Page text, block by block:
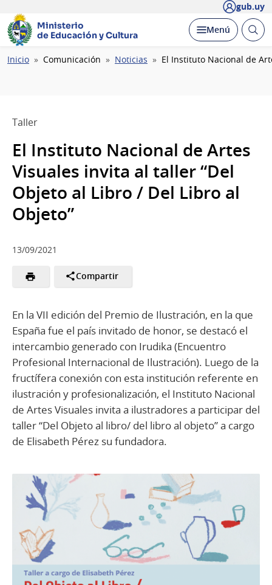
gub.uy
Ministerio
de Educación y Cultura
Desplegar
Menú Abrir
Ruta
Inicio Comunicación Noticias El Instituto Nacional de
Taller
El Instituto Nacional de Artes
Visuales invita al taller “Del
Objeto al Libro / Del Libro al
Objeto”
13/09/2021
Compartir
En la VII edición del Premio de Ilustración, en la que
España fue el país invitado de honor, se destacó el
intercambio generado con Irudika (Encuentro
Profesional Internacional de Ilustración). Luego de la
fructífera conexión con esta institución referente en
ilustración y profesionalización, el Instituto Nacional
de Artes Visuales invita a ilustradores a participar del
taller “Del Objeto al libro/ del libro al objeto” a cargo
de Elisabeth Pérez su fundadora.